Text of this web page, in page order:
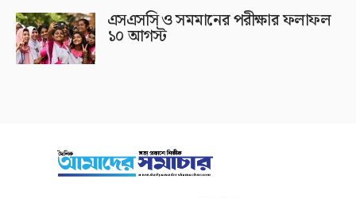
এসএসসি ও সমমানের পরীক্ষার ফলাফল
১০ আগস্ট